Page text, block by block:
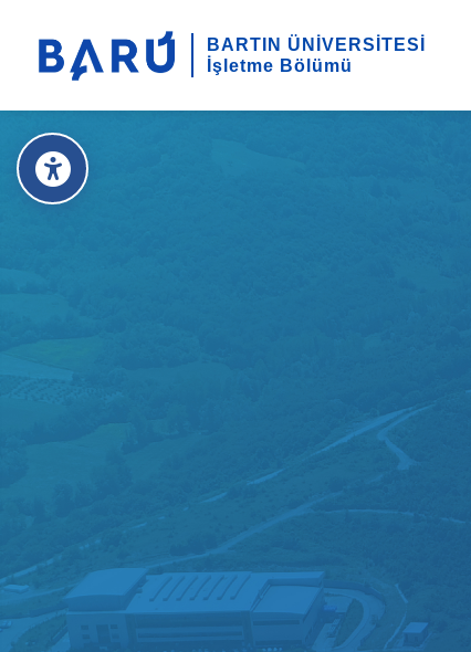
BARTIN ÜNİVERSİTESİ
İşletme Bölümü